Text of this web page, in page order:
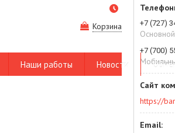
Корзина
Наши работы Новости
+7 (727)
Основной
+7 (700)
https://